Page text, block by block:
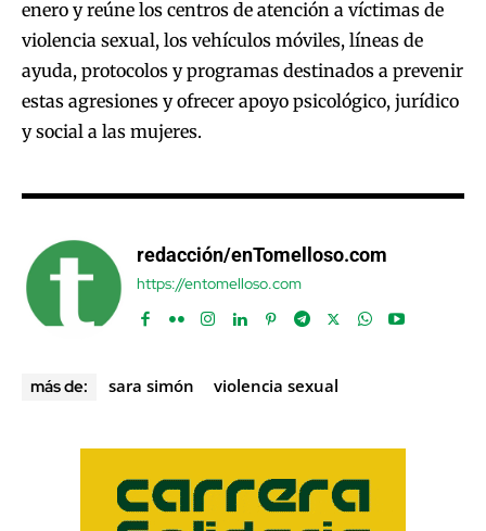
enero y reúne los centros de atención a víctimas de
violencia sexual, los vehículos móviles, líneas de
ayuda, protocolos y programas destinados a prevenir
estas agresiones y ofrecer apoyo psicológico, jurídico
y social a las mujeres.
redacción/enTomelloso.com
https://entomelloso.com
más de: sara simón violencia sexual